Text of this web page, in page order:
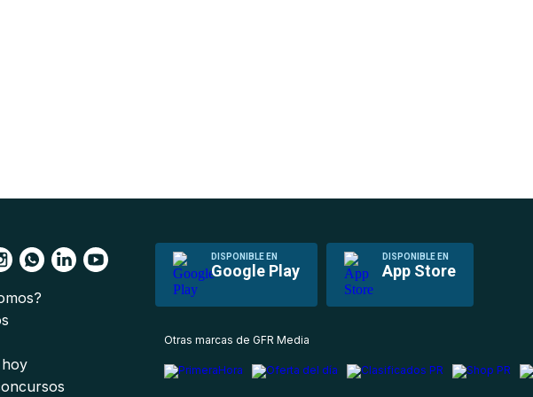
DISPONIBLE EN
Google Play
DISPONIBLE EN
App Store
hoy
Otras marcas de GFR Media